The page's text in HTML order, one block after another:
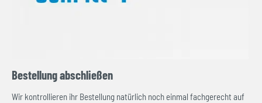
Bestellung abschließen
Wir kontrollieren ihr Bestellung natürlich noch einmal fachgerecht auf